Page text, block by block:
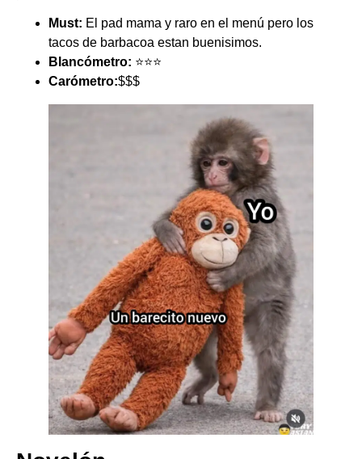
Must: El pad mama y raro en el menú pero los
tacos de barbacoa estan buenisimos.
Blancómetro: ⭐️⭐️⭐️
Carómetro:$$$